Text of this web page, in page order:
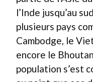
l’Inde jusqu’au
plusieurs pays
Cambodge, le
encore le
population s’est